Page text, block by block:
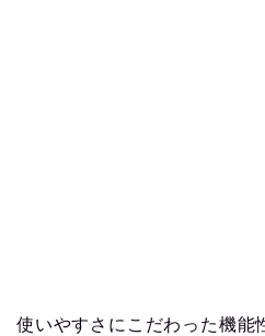
使いやすさにこだわった機能